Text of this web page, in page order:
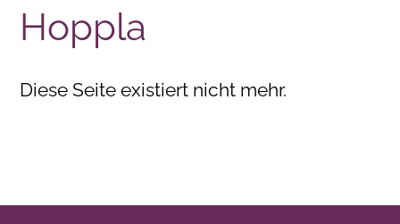
Hoppla
Diese Seite existiert nicht mehr.